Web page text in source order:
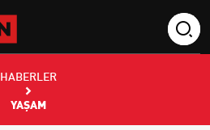
HABERLER
YAŞAM